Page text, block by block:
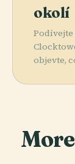
okolí
objevte,